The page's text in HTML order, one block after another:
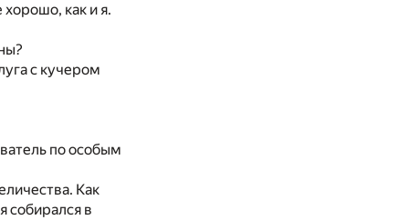
как и я.
с кучером
по особым
Как
собирался в